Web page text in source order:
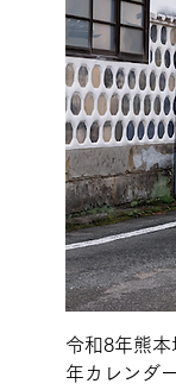
令和8年熊
年カレンダー